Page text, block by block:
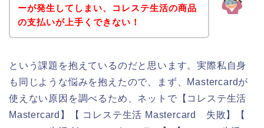
ーが発生してしまい、コレステ生活の商品
の支払いが上手くできない！
という課題を抱えているのだと思います。実際私自身
も同じような悩みを抱えたので、まず、Mastercardが
使えない原因を調べるため、ネットで【コレステ生活
Mastercard】【 コレステ生活 Mastercard 失敗】【